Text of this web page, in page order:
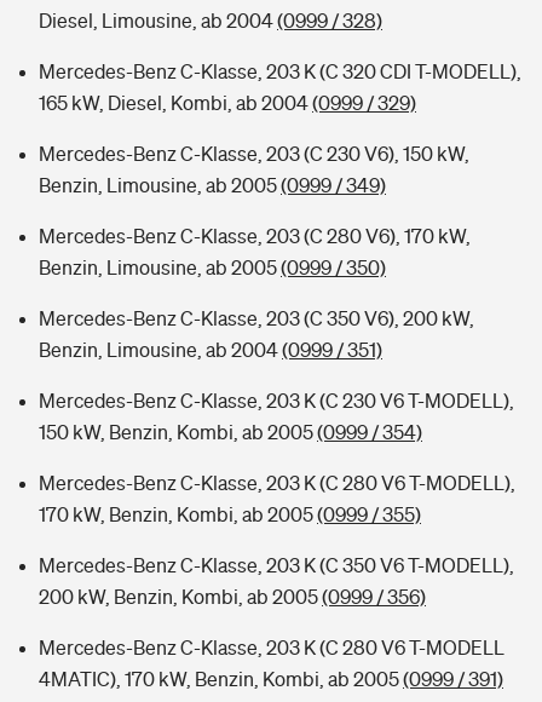
Diesel, Limousine, ab 2004(0999 / 328)
Mercedes-Benz C-Klasse, 203 K (C 320 CDI T-MODELL),
165 kW, Diesel, Kombi, ab 2004(0999 / 329)
Mercedes-Benz C-Klasse, 203 (C 230 V6), 150 kW,
Benzin, Limousine, ab 2005(0999 / 349)
Mercedes-Benz C-Klasse, 203 (C 280 V6), 170 kW,
Benzin, Limousine, ab 2005(0999 / 350)
Mercedes-Benz C-Klasse, 203 (C 350 V6), 200 kW,
Benzin, Limousine, ab 2004(0999 / 351)
Mercedes-Benz C-Klasse, 203 K (C 230 V6 T-MODELL),
150 kW, Benzin, Kombi, ab 2005(0999 / 354)
Mercedes-Benz C-Klasse, 203 K (C 280 V6 T-MODELL),
170 kW, Benzin, Kombi, ab 2005(0999 / 355)
Mercedes-Benz C-Klasse, 203 K (C 350 V6 T-MODELL),
200 kW, Benzin, Kombi, ab 2005(0999 / 356)
Mercedes-Benz C-Klasse, 203 K (C 280 V6 T-MODELL
4MATIC), 170 kW, Benzin, Kombi, ab 2005(0999 / 391)